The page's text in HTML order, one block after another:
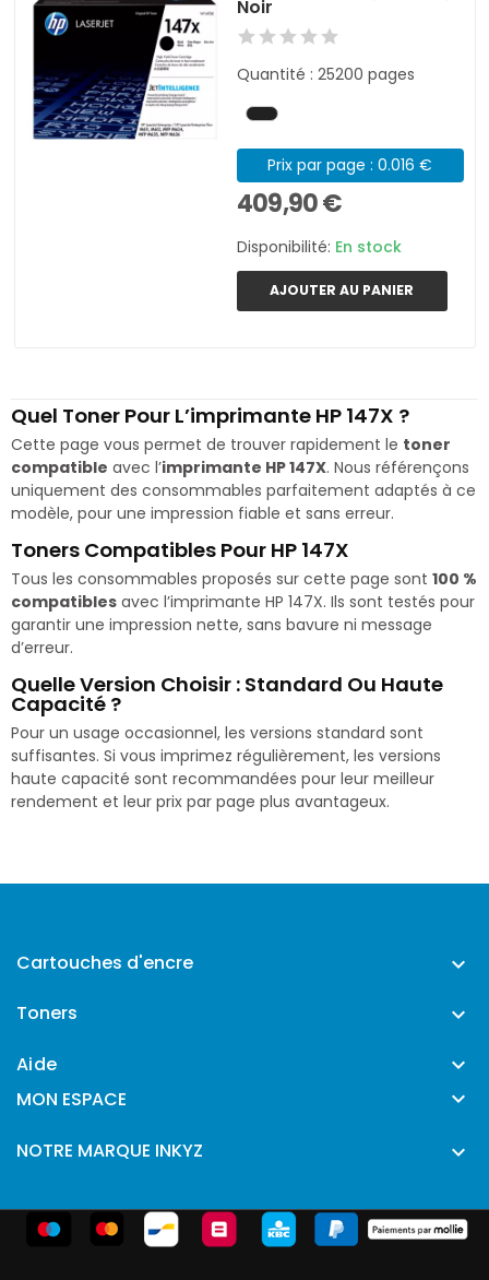
Noir
Quantité : 25200 pages
Prix par page : 0.016 €
409,90 €
Disponibilité: En stock
AJOUTER AU PANIER
Quel Toner Pour L’imprimante HP 147X ?
Cette page vous permet de trouver rapidement le toner
compatible avec l’imprimante HP 147X. Nous référençons
uniquement des consommables parfaitement adaptés à ce
modèle, pour une impression fiable et sans erreur.
Toners Compatibles Pour HP 147X
Tous les consommables proposés sur cette page sont 100 %
compatibles avec l’imprimante HP 147X. Ils sont testés pour
garantir une impression nette, sans bavure ni message
d’erreur.
Quelle Version Choisir : Standard Ou Haute
Capacité ?
Pour un usage occasionnel, les versions standard sont
suffisantes. Si vous imprimez régulièrement, les versions
haute capacité sont recommandées pour leur meilleur
rendement et leur prix par page plus avantageux.
Cartouches d'encre 
Toners 
Aide 
MON ESPACE 
NOTRE MARQUE INKYZ 